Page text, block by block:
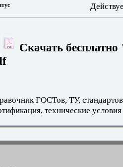
Скачать
ГОСТов, ТУ,
технические условия